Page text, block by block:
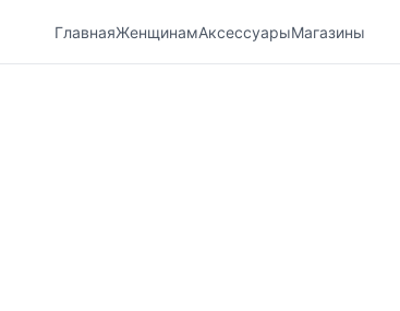
ГлавнаяЖенщинамАксессуарыМагазины